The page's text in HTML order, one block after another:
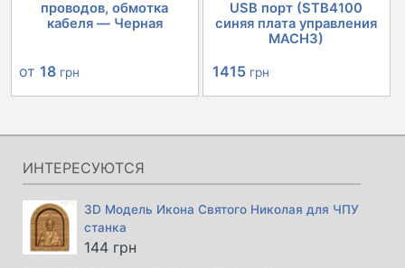
проводов, обмотка
кабеля — Черная
от 18 грн
USB порт (STB4100
синяя плата управления
MACH3)
Первоначальная
цена
составляла
1415 грн
цена:
1415 грн.
ИНТЕРЕСУЮТСЯ
3D Модель Икона Святого Николая для ЧПУ
станка
144 грн